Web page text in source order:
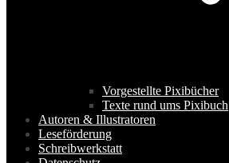
Vorgestellte Pixibücher
Texte rund ums Pixibuch
Autoren & Illustratoren
Leseförderung
Schreibwerkstatt